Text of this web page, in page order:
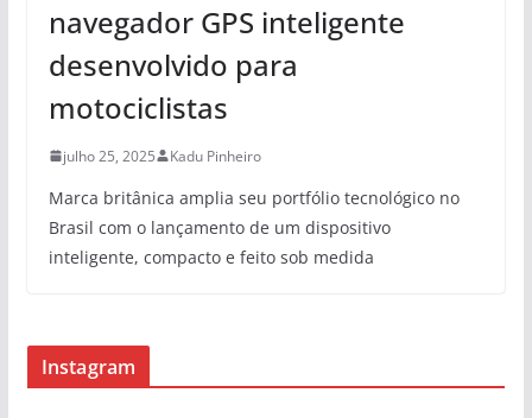
navegador GPS inteligente
desenvolvido para
motociclistas
julho 25, 2025 Kadu Pinheiro
Marca britânica amplia seu portfólio tecnológico no
Brasil com o lançamento de um dispositivo
inteligente, compacto e feito sob medida
Instagram